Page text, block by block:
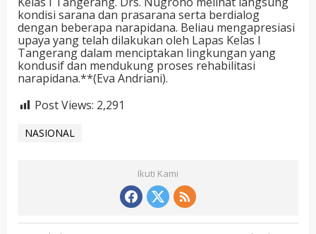
kondisi sarana dan prasarana serta berdialog
dengan beberapa narapidana. Beliau mengapresiasi
upaya yang telah dilakukan oleh Lapas Kelas I
Tangerang dalam menciptakan lingkungan yang
kondusif dan mendukung proses rehabilitasi
narapidana.**(Eva Andriani).
Post Views: 2,291
NASIONAL
Ikuti Kami